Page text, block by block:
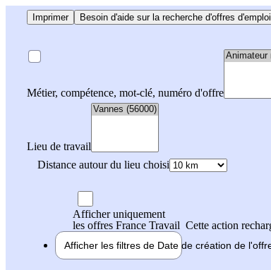
Imprimer Besoin d'aide sur la recherche d'offres
Métier, compétence, mot-clé, numéro d'offre
Lieu de travail
Distance autour du lieu choisi
Afficher uniquement
les offres France Travail Cette action
Afficher les filtres de Date de création de